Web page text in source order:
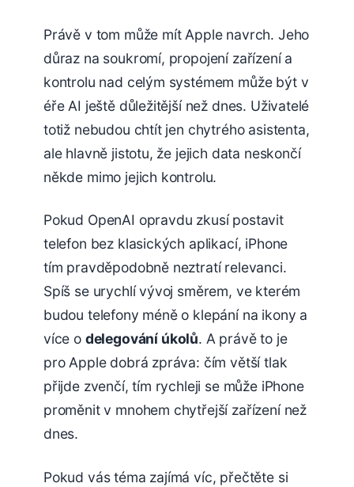
Právě v tom může mít Apple navrch. Jeho
důraz na soukromí, propojení zařízení a
kontrolu nad celým systémem může být v
éře AI ještě důležitější než dnes. Uživatelé
totiž nebudou chtít jen chytrého asistenta,
ale hlavně jistotu, že jejich data neskončí
někde mimo jejich kontrolu.
Pokud OpenAI opravdu zkusí postavit
telefon bez klasických aplikací, iPhone
tím pravděpodobně neztratí relevanci.
Spíš se urychlí vývoj směrem, ve kterém
budou telefony méně o klepání na ikony a
více o delegování úkolů. A právě to je
pro Apple dobrá zpráva: čím větší tlak
přijde zvenčí, tím rychleji se může iPhone
proměnit v mnohem chytřejší zařízení než
dnes.
Pokud vás téma zajímá víc, přečtěte si